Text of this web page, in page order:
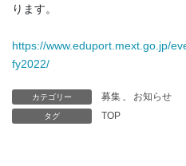
ります。
https://www.eduport.mext.go.jp/
fy2022/
カテゴリー 募集 、 お知らせ
タグ TOP